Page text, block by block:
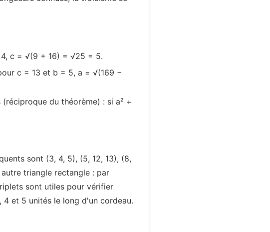
c = √(9 + 16) = √25 = 5.
c = 13 et b = 5, a = √(169 −
du théorème) : si a² +
sont (3, 4, 5), (5, 12, 13), (8,
triangle rectangle : par
sont utiles pour vérifier
4 et 5 unités le long d'un cordeau.